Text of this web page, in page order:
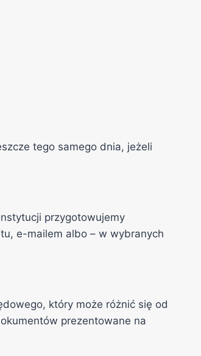
tego samego dnia, jeżeli
przygotowujemy
e-mailem albo – w wybranych
który może różnić się od
prezentowane na